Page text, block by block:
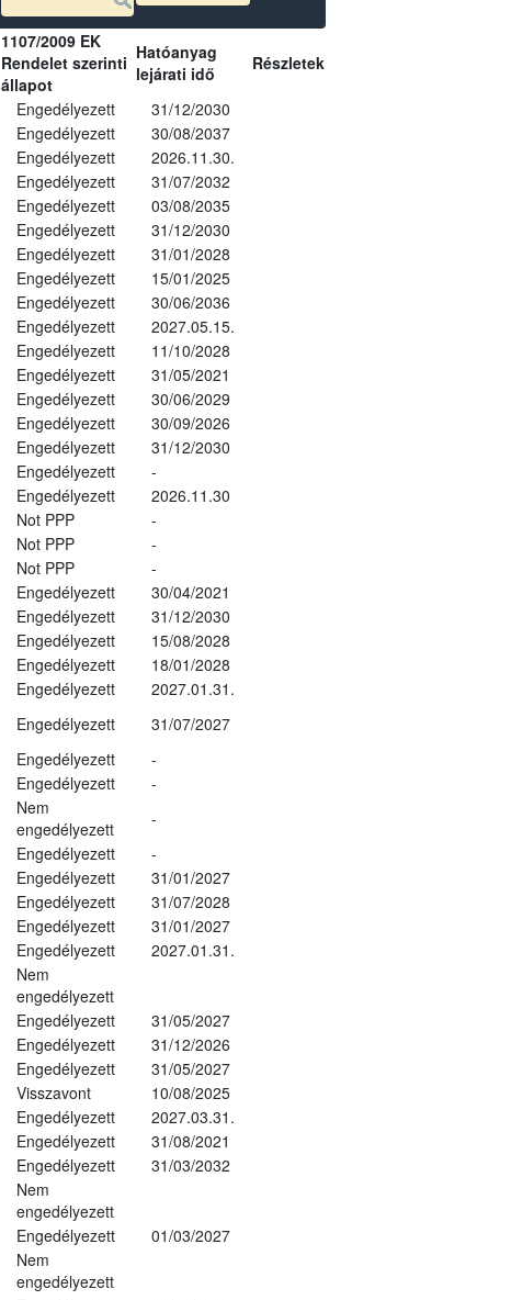
1107/2009 EK
Rendelet szerinti
állapot
Hatóanyag
lejárati idő
Részletek
Engedélyezett
31/12/2030
Engedélyezett
30/08/2037
Engedélyezett
2026.11.30.
Engedélyezett
31/07/2032
Engedélyezett
03/08/2035
Engedélyezett
31/12/2030
Engedélyezett
31/01/2028
Engedélyezett
15/01/2025
Engedélyezett
30/06/2036
Engedélyezett
2027.05.15.
Engedélyezett
11/10/2028
Engedélyezett
31/05/2021
Engedélyezett
30/06/2029
Engedélyezett
30/09/2026
Engedélyezett
31/12/2030
Engedélyezett
-
Engedélyezett
2026.11.30
Not PPP
-
Not PPP
-
Not PPP
-
Engedélyezett
30/04/2021
Engedélyezett
31/12/2030
Engedélyezett
15/08/2028
Engedélyezett
18/01/2028
Engedélyezett
2027.01.31.
Engedélyezett
31/07/2027
Engedélyezett
-
Engedélyezett
-
Nem
engedélyezett
-
Engedélyezett
-
Engedélyezett
31/01/2027
Engedélyezett
31/07/2028
Engedélyezett
31/01/2027
Engedélyezett
2027.01.31.
Nem
engedélyezett
Engedélyezett
31/05/2027
Engedélyezett
31/12/2026
Engedélyezett
31/05/2027
Visszavont
10/08/2025
Engedélyezett
2027.03.31.
Engedélyezett
31/08/2021
Engedélyezett
31/03/2032
Nem
engedélyezett
Engedélyezett
01/03/2027
Nem
engedélyezett